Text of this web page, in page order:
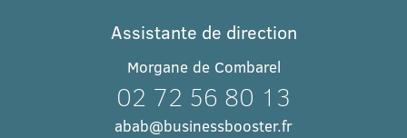
Assistante de direction
Morgane de Combarel
02 72 56 80 13
abab@businessbooster.fr